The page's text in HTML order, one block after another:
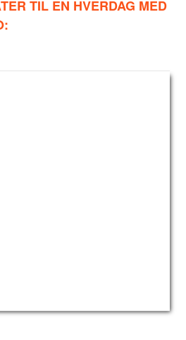
TIL EN HVERDAG MED